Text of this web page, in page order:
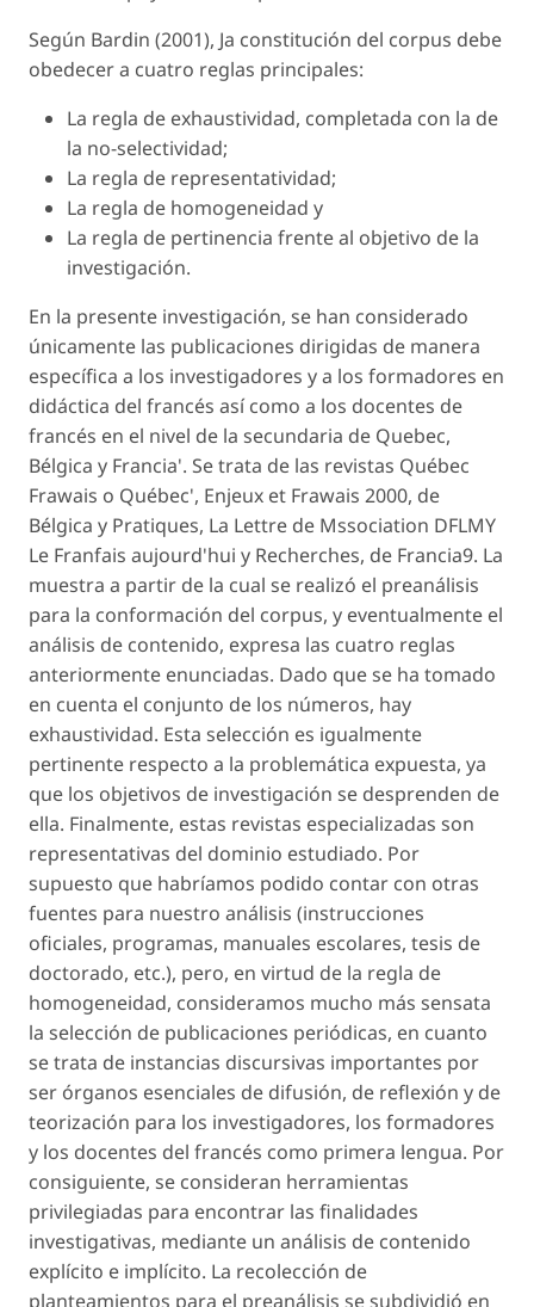
Según Bardin (2001), Ja constitución del corpus debe
obedecer a cuatro reglas principales:
La regla de exhaustividad, completada con la de
la no-selectividad;
La regla de representatividad;
La regla de homogeneidad y
La regla de pertinencia frente al objetivo de la
investigación.
En la presente investigación, se han considerado
únicamente las publicaciones dirigidas de manera
específica a los investigadores y a los formadores en
didáctica del francés así como a los docentes de
francés en el nivel de la secundaria de Quebec,
Bélgica y Francia'. Se trata de las revistas Québec
Frawais o Québec', Enjeux et Frawais 2000, de
Bélgica y Pratiques, La Lettre de Mssociation DFLMY
Le Franfais aujourd'hui y Recherches, de Francia9. La
muestra a partir de la cual se realizó el preanálisis
para la conformación del corpus, y eventualmente el
análisis de contenido, expresa las cuatro reglas
anteriormente enunciadas. Dado que se ha tomado
en cuenta el conjunto de los números, hay
exhaustividad. Esta selección es igualmente
pertinente respecto a la problemática expuesta, ya
que los objetivos de investigación se desprenden de
ella. Finalmente, estas revistas especializadas son
representativas del dominio estudiado. Por
supuesto que habríamos podido contar con otras
fuentes para nuestro análisis (instrucciones
oficiales, programas, manuales escolares, tesis de
doctorado, etc.), pero, en virtud de la regla de
homogeneidad, consideramos mucho más sensata
la selección de publicaciones periódicas, en cuanto
se trata de instancias discursivas importantes por
ser órganos esenciales de difusión, de reflexión y de
teorización para los investigadores, los formadores
y los docentes del francés como primera lengua. Por
consiguiente, se consideran herramientas
privilegiadas para encontrar las finalidades
investigativas, mediante un análisis de contenido
explícito e implícito. La recolección de
planteamientos para el preanálisis se subdividió en